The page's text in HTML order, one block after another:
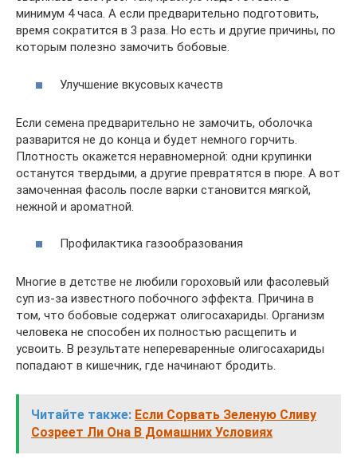
минимум 4 часа. А если предварительно подготовить,
время сократится в 3 раза. Но есть и другие причины, по
которым полезно замочить бобовые.
Улучшение вкусовых качеств
Если семена предварительно не замочить, оболочка
разварится не до конца и будет немного горчить.
Плотность окажется неравномерной: одни крупинки
останутся твердыми, а другие превратятся в пюре. А вот
замоченная фасоль после варки становится мягкой,
нежной и ароматной.
Профилактика газообразования
Многие в детстве не любили гороховый или фасолевый
суп из-за известного побочного эффекта. Причина в
том, что бобовые содержат олигосахариды. Организм
человека не способен их полностью расщепить и
усвоить. В результате непереваренные олигосахариды
попадают в кишечник, где начинают бродить.
Читайте также: Если Сорвать Зеленую Сливу
Созреет Ли Она В Домашних Условиях